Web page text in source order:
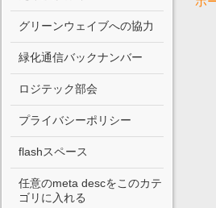
グリーンウェイブへの協力
緑化通信バックナンバー
ロジテック部会
プライバシーポリシー
flashスペース
任意のmeta descをこのカテ
ゴリに入れる